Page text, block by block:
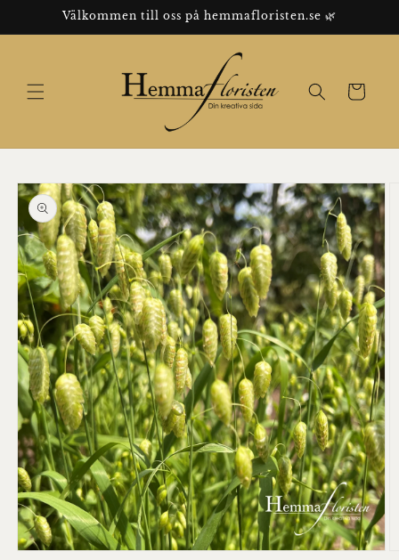
vidareVälkommen till oss på hemmafloristen.se 🌿
Varukorg
till